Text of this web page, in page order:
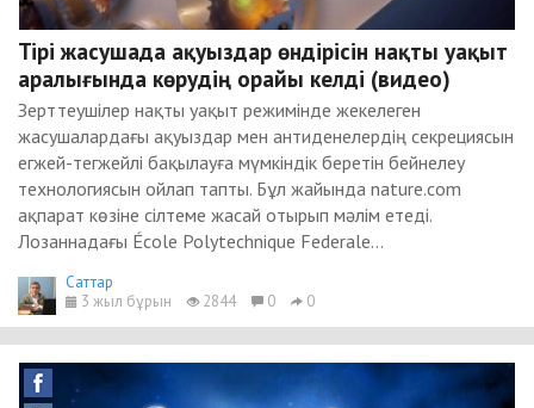
Тірі жасушада ақуыздар өндірісін нақты уақыт
аралығында көрудің орайы келді (видео)
Зерттеушілер нақты уақыт режимінде жекелеген
жасушалардағы ақуыздар мен антиденелердің секрециясын
егжей-тегжейлі бақылауға мүмкіндік беретін бейнелеу
технологиясын ойлап тапты. Бұл жайында nature.com
ақпарат көзіне сілтеме жасай отырып мәлім етеді.
Лозаннадағы École Polytechnique Federale...
Cаттар
3 жыл бұрын
2844 0 0